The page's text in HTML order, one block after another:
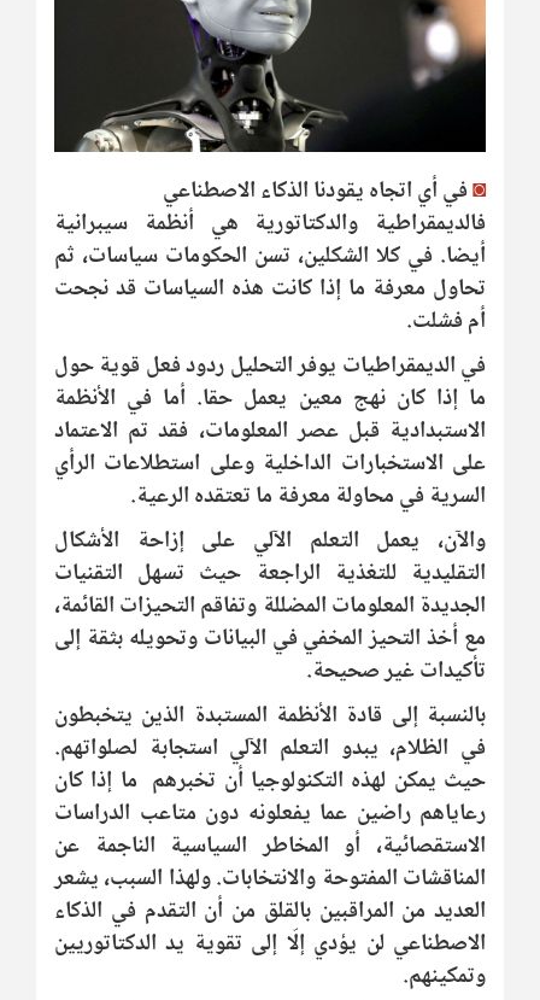
◙في أي اتجاه يقودنا الذكاء الاصطناعي
فالديمقراطية والدكتاتورية هي أنظمة سيبرانية
أيضا. في كلا الشكلين، تسن الحكومات سياسات، ثم
تحاول معرفة ما إذا كانت هذه السياسات قد نجحت
أم فشلت.
في الديمقراطيات يوفر التحليل ردود فعل قوية حول
ما إذا كان نهج معين يعمل حقا. أما في الأنظمة
الاستبدادية قبل عصر المعلومات، فقد تم الاعتماد
على الاستخبارات الداخلية وعلى استطلاعات الرأي
السرية في محاولة معرفة ما تعتقده الرعية.
والآن، يعمل التعلم الآلي على إزاحة الأشكال
التقليدية للتغذية الراجعة حيث تسهل التقنيات
الجديدة المعلومات المضللة وتفاقم التحيزات القائمة،
مع أخذ التحيز المخفي في البيانات وتحويله بثقة إلى
تأكيدات غير صحيحة.
بالنسبة إلى قادة الأنظمة المستبدة الذين يتخبطون
في الظلام، يبدو التعلم الآلي استجابة لصلواتهم.
حيث يمكن لهذه التكنولوجيا أن تخبرهم ما إذا كان
رعاياهم راضين عما يفعلونه دون متاعب الدراسات
الاستقصائية، أو المخاطر السياسية الناجمة عن
المناقشات المفتوحة والانتخابات. ولهذا السبب، يشعر
العديد من المراقبين بالقلق من أن التقدم في الذكاء
الاصطناعي لن يؤدي إلّا إلى تقوية يد الدكتاتوريين
وتمكينهم.